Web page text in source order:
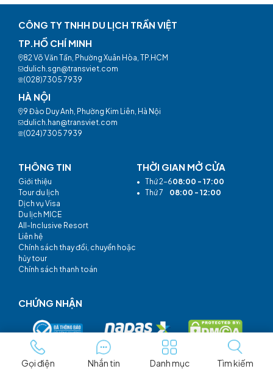
Gọi điện Nhắn tin Danh mục Tìm kiếm
CÔNG TY TNHH DU LỊCH TRẦN VIỆT
TP.HỒ CHÍ MINH
82 Võ Văn Tần, Phường Xuân Hòa, TP.HCM
dulich.sgn@transviet.com
(028)7305 7939
HÀ NỘI
9 Đào Duy Anh, Phường Kim Liên, Hà Nội
dulich.han@transviet.com
(024)7305 7939
THÔNG TIN
Giới thiệu
Tour du lịch
Dịch vụ Visa
Du lịch MICE
All-Inclusive Resort
Liên hệ
Chính sách thay đổi, chuyển hoặc
hủy tour
Chính sách thanh toán
THỜI GIAN MỞ CỬA
• Thứ 2-608:00 - 17:00
• Thứ 7 08:00 - 12:00
CHỨNG NHẬN